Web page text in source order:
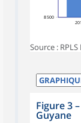
8 500
Source : RPLS
Figure 3–
Guyane